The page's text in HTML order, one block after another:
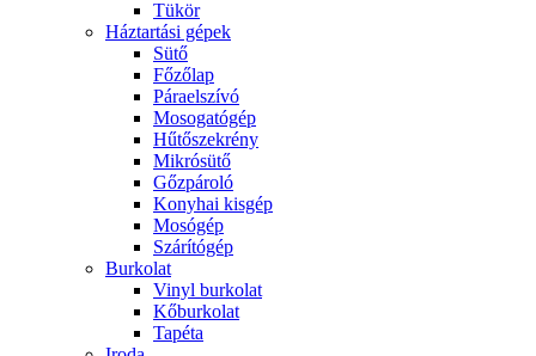
Tükör
Háztartási gépek
Sütő
Főzőlap
Páraelszívó
Mosogatógép
Hűtőszekrény
Mikrósütő
Gőzpároló
Konyhai kisgép
Mosógép
Szárítógép
Burkolat
Vinyl burkolat
Kőburkolat
Tapéta